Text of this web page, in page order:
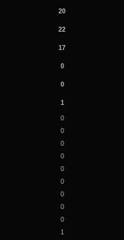
20
22
17
0
0
1
0
0
0
0
0
0
0
0
0
1